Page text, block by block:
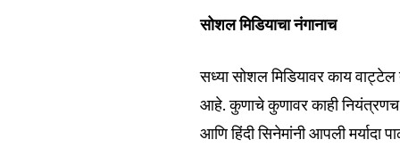
सोशल मिडियाचा नंगानाच
सध्या सोशल मिडियावर काय
आहे. कुणाचे कुणावर काही नियंत्रणच
आणि हिंदी सिनेमांनी आपली मर्यादा